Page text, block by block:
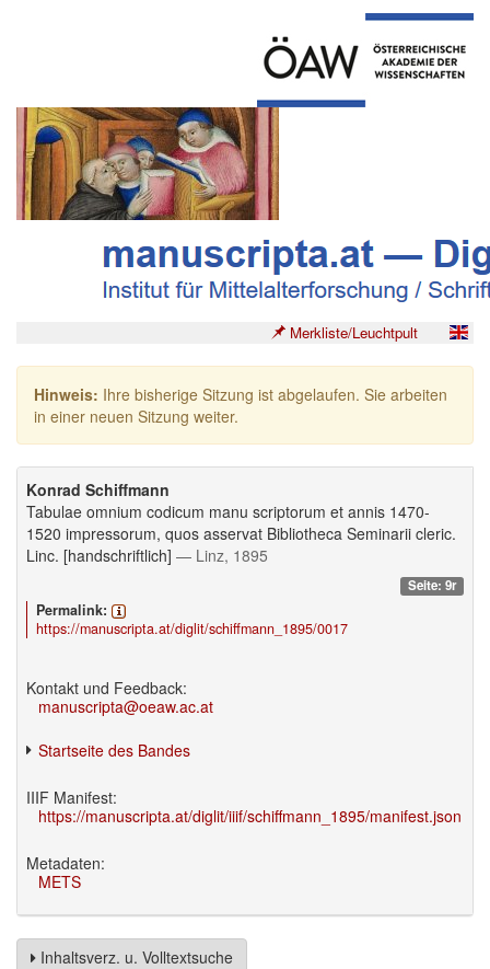
Merkliste/Leuchtpult
Hinweis: Ihre bisherige Sitzung ist abgelaufen. Sie arbeiten
in einer neuen Sitzung weiter.
Konrad Schiffmann
Tabulae omnium codicum manu scriptorum et annis 1470-
1520 impressorum, quos asservat Bibliotheca Seminarii cleric.
Linc. [handschriftlich] — Linz, 1895
Seite: 9r
Permalink:
https://manuscripta.at/diglit/schiffmann_1895/0017
Kontakt und Feedback:
manuscripta@oeaw.ac.at
Startseite des Bandes
IIIF Manifest:
https://manuscripta.at/diglit/iiif/schiffmann_1895/manifest.json
Metadaten:
METS
Inhaltsverz. u. Volltextsuche